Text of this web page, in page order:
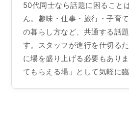
50代同士なら話題に困ること
ん。趣味・仕事・旅行・子育
の暮らし方など、共通する話
す。スタッフが進行を仕切る
に場を盛り上げる必要もあり
てもらえる場」として気軽に